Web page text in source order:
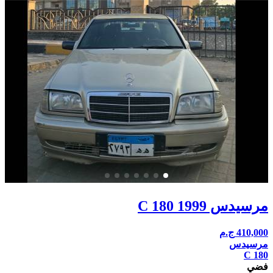
مرسيدس C 180 1999
410,000 ج.م
مرسيدس
C 180
فضي